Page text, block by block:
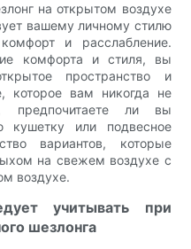
на открытом воздухе
вашему личному стилю
и расслабление.
комфорта и стиля, вы
пространство и
которое вам никогда не
предпочитаете ли вы
кушетку или подвесное
вариантов, которые
на свежем воздухе с
воздухе.
учитывать при
шезлонга